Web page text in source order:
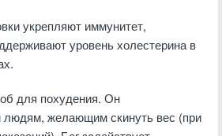
укрепляют иммунитет,
уровень холестерина в
для похудения. Он
людям, желающим скинуть вес (при